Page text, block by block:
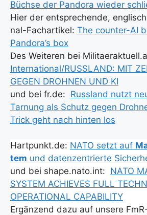
Büch­se der Pan­do­ra wie­der
Hier der ent­spre­chen­de,
nal-Fach­ar­ti­kel: The coun­ter-AI
Pandora’s box
Des Wei­te­ren bei
International/RUSSLAND: MIT
GEGEN DROHNEN UND KI
und bei fr.de: Russ­land nutzt
Tarnung als Schutz gegen
Trick geht nach hin­ten los
Hartpunkt.de: NATO setzt auf
tem und daten­zen­trier­te
und bei shape.nato.int: NATO
SYSTEM ACHIEVES FULL
OPERATIONAL CAPABILITY
Ergän­zend dazu auf unse­re